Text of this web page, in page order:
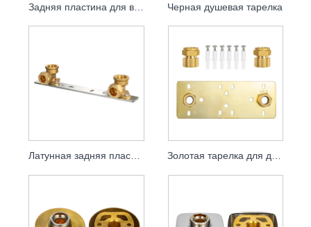
Задняя пластина для ванной комнаты, локтевая пластина Черная душевая тарелка
Латунная задняя пластина, коленная пластина Золотая тарелка для душа